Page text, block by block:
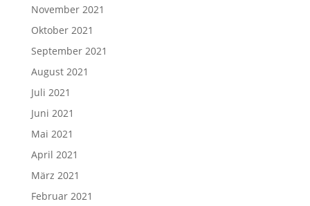
November 2021
Oktober 2021
September 2021
August 2021
Juli 2021
Juni 2021
Mai 2021
April 2021
März 2021
Februar 2021